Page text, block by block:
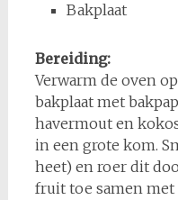
Bakplaat
Bereiding:
Verwarm de oven
bakplaat met
havermout en
in een grote kom.
heet) en roer dit
fruit toe samen